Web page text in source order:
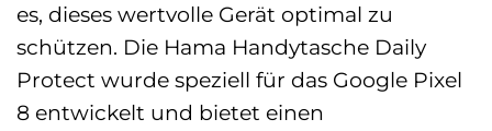
es, dieses wertvolle Gerät optimal zu
schützen. Die Hama Handytasche Daily
Protect wurde speziell für das Google Pixel
8 entwickelt und bietet einen